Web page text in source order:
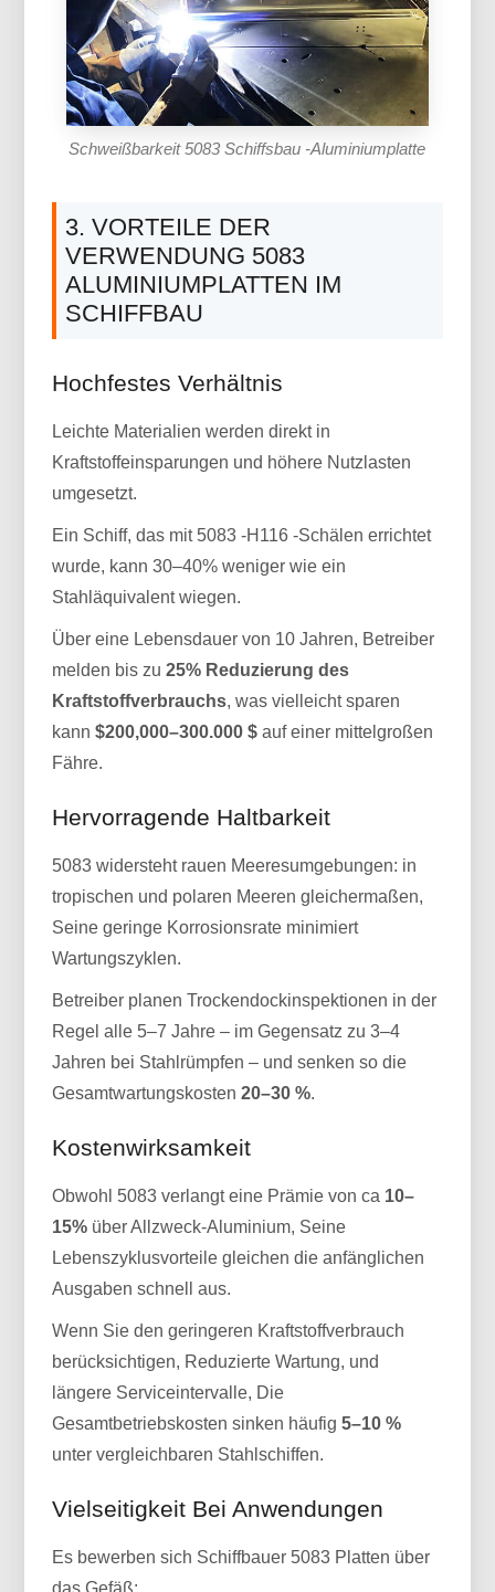
Schweißbarkeit 5083 Schiffsbau -Aluminiumplatte
3. VORTEILE DER
VERWENDUNG 5083
ALUMINIUMPLATTEN IM
SCHIFFBAU
Hochfestes Verhältnis
Leichte Materialien werden direkt in
Kraftstoffeinsparungen und höhere Nutzlasten
umgesetzt.
Ein Schiff, das mit 5083 -H116 -Schälen errichtet
wurde, kann 30–40% weniger wie ein
Stahläquivalent wiegen.
Über eine Lebensdauer von 10 Jahren, Betreiber
melden bis zu25% Reduzierung des
Kraftstoffverbrauchs, was vielleicht sparen
kann$200,000–300.000 $ auf einer mittelgroßen
Fähre.
Hervorragende Haltbarkeit
5083 widersteht rauen Meeresumgebungen: in
tropischen und polaren Meeren gleichermaßen,
Seine geringe Korrosionsrate minimiert
Wartungszyklen.
Betreiber planen Trockendockinspektionen in der
Regel alle 5–7 Jahre – im Gegensatz zu 3–4
Jahren bei Stahlrümpfen – und senken so die
Gesamtwartungskosten20–30 %.
Kostenwirksamkeit
Obwohl 5083 verlangt eine Prämie von ca 10–
15% über Allzweck-Aluminium, Seine
Lebenszyklusvorteile gleichen die anfänglichen
Ausgaben schnell aus.
Wenn Sie den geringeren Kraftstoffverbrauch
berücksichtigen, Reduzierte Wartung, und
längere Serviceintervalle, Die
Gesamtbetriebskosten sinken häufig5–10 %
unter vergleichbaren Stahlschiffen.
Vielseitigkeit Bei Anwendungen
Es bewerben sich Schiffbauer 5083 Platten über